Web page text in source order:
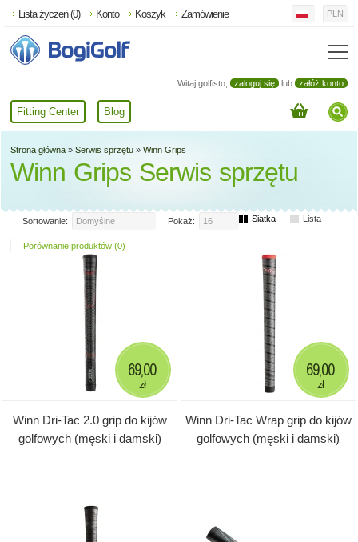
Witaj golfisto, zaloguj się lub załóż konto
Fitting Center Blog
Lista życzeń (0) Konto Koszyk Zamówienie PLN
Strona główna » Serwis sprzętu » Winn Grips
Winn Grips Serwis sprzętu
Sortowanie: Domyślne Pokaż: 16 Siatka Lista
Porównanie produktów (0)
Winn Dri-Tac 2.0 grip do kijów
golfowych (męski i damski)
69,00
zł
Winn Dri-Tac Wrap grip do kijów
golfowych (męski i damski)
69,00
zł